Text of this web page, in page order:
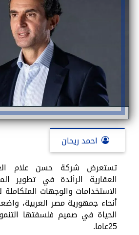
احمد ريحان
تستعرض شركة حسن علام
العقارية الرأئدة في تطوير
الاستخدامات والوجهات
أنحاء جمهورية مصر العربية،
الحياة في صميم فلسفتها
25عاما.